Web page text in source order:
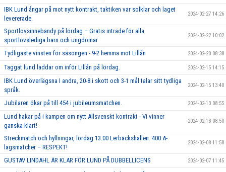
IBK Lund ångar på mot nytt kontrakt, taktiken var solklar och laget
levererade.
2024-02-27 14:26
Sportlovsinnebandy på lördag – Gratis inträde för alla
sportlovslediga barn och ungdomar
2024-02-22 10:02
Tydligaste vinsten för säsongen - 9-2 hemma mot Lillån 2024-02-20 08:38
Taggat lund laddar om inför Lillån på lördag. 2024-02-15 14:15
IBK Lund överlägsna I andra, 20-8 i skott och 3-1 mål talar sitt tydliga
språk.
2024-02-15 13:40
Jubilaren ökar på till 454 i jubileumsmatchen. 2024-02-13 08:55
Lund hakar på i kampen om nytt Allsvenskt kontrakt - Vi vinner
ganska klart!
2024-02-13 08:50
Streckmatch och hyllningar, lördag 13.00 Lerbäckshallen. 400 A-
lagsmatcher – RESPEKT!
2024-02-08 11:58
GUSTAV LINDAHL ÄR KLAR FÖR LUND PÅ DUBBELLICENS 2024-02-07 11:45